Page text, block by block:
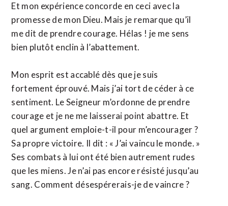
Et mon expérience concorde en ceci avec la
promesse de mon Dieu. Mais je remarque qu’il
me dit de prendre courage. Hélas ! je me sens
bien plutôt enclin à l’abattement.
Mon esprit est accablé dès que je suis
fortement éprouvé. Mais j’ai tort de céder à ce
sentiment. Le Seigneur m’ordonne de prendre
courage et je ne me laisserai point abattre. Et
quel argument emploie-t-il pour m’encourager ?
Sa propre victoire. Il dit : « J’ai vaincu le monde. »
Ses combats à lui ont été bien autrement rudes
que les miens. Je n’ai pas encore résisté jusqu’au
sang. Comment désespérerais-je de vaincre ?